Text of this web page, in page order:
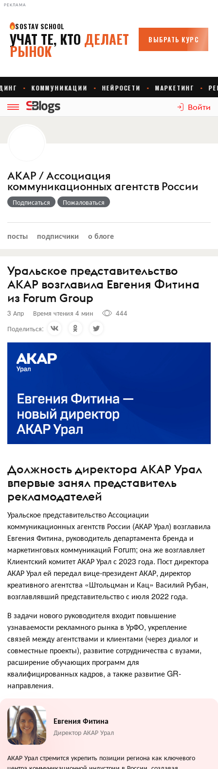
РЕКЛАМА
Войти
АКАР / Ассоциация
коммуникационных агентств России
Подписаться Пожаловаться
посты подписчики о блоге
Уральское представительство
АКАР возглавила Евгения Фитина
из Forum Group
3 Апр Время чтения 4 мин
444
Поделиться:
Должность директора АКАР Урал
впервые занял представитель
рекламодателей
Уральское представительство Ассоциации
коммуникационных агентств России (АКАР Урал) возглавила
Евгения Фитина, руководитель департамента бренда и
маркетинговых коммуникаций Forum; она же возглавляет
Клиентский комитет АКАР Урал с 2023 года. Пост директора
АКАР Урал ей передал вице-президент АКАР, директор
креативного агентства «Штольцман и Кац» Василий Рубан,
возглавлявший представительство с июля 2022 года.
В задачи нового руководителя входит повышение
узнаваемости рекламного рынка в УрФО, укрепление
связей между агентствами и клиентами (через диалог и
совместные проекты), развитие сотрудничества с вузами,
расширение обучающих программ для
квалифицированных кадров, а также развитие GR-
направления.
Евгения Фитина
Директор АКАР Урал
АКАР Урал стремится укрепить позиции региона как ключевого